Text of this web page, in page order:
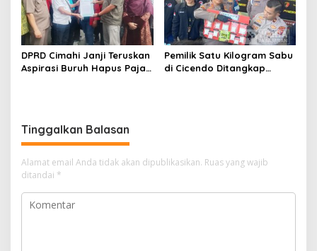
DPRD Cimahi Janji Teruskan
Aspirasi Buruh Hapus Pajak
Pemilik Satu Kilogram Sabu
di Cicendo Ditangkap
Tinggalkan Balasan
Alamat email Anda tidak akan dipublikasikan. Ruas yang wajib
ditandai *